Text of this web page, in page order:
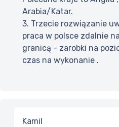
Arabia/Katar.
3. Trzecie rozwiązanie
praca w polsce zdalnie
granicą - zarobki na
czas na wykonanie .
Kamil